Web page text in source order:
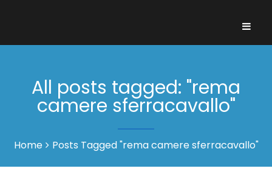
All posts tagged: "rema
camere sferracavallo"
Home Posts Tagged "rema camere sferracavallo"